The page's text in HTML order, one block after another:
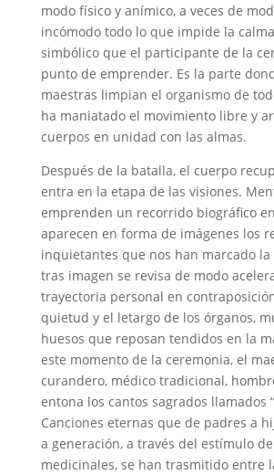
modo físico y anímico, a veces de
incómodo todo lo que impide la
simbólico que el participante de la
punto de emprender. Es la parte
maestras limpian el organismo de
ha maniatado el movimiento libre y
cuerpos en unidad con las almas.
Después de la batalla, el cuerpo
entra en la etapa de las visiones.
emprenden un recorrido biográfico
aparecen en forma de imágenes los
inquietantes que nos han marcado la
tras imagen se revisa de modo
trayectoria personal en
quietud y el letargo de los órganos,
huesos que reposan tendidos en la
este momento de la ceremonia, el
curandero, médico tradicional,
entona los cantos sagrados llamados
Canciones eternas que de padres a
a generación, a través del estímulo
medicinales, se han trasmitido entre